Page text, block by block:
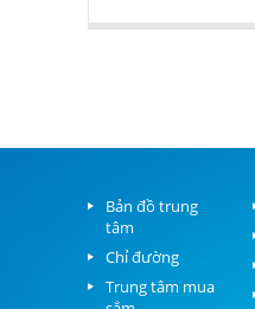
Bản đồ trung
tâm
Chỉ đường
Trung tâm mua